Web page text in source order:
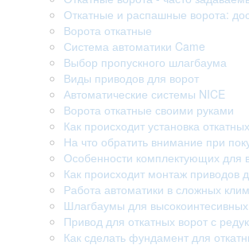
Откатные и распашные ворота:
Ворота откатные
Система автоматики Came
Выбор пропускного шлагбаума
Виды приводов для ворот
Автоматические системы NICE
Ворота откатные своими руками
Как происходит установка
На что обратить внимание при
Особенности комплектующих для
Как происходит монтаж приводов
Работа автоматики в сложных
Шлагбаумы для
Привод для откатных ворот с
Как сделать фундамент для